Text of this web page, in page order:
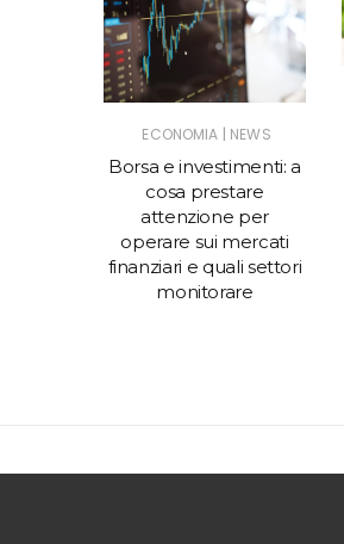
ECONOMIA | NEWS
Borsa e investimenti: a
cosa prestare
attenzione per
operare sui mercati
finanziari e quali settori
monitorare